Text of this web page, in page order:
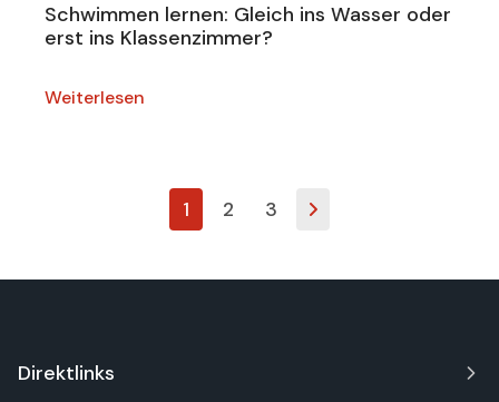
Schwimmen lernen: Gleich ins Wasser oder
erst ins Klassenzimmer?
Weiterlesen
1 2 3
Direktlinks